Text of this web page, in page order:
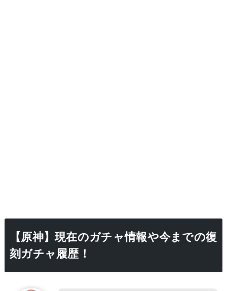
【原神】現在のガチャ情報や今までの復
刻ガチャ履歴！